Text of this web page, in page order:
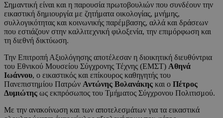
Σημαντική είναι και η παρουσία πρωτοβουλιών που συνδέουν την
εικαστική δημιουργία με ζητήματα οικολογίας, μνήμης,
συλλογικότητας και κοινωνικής παρέμβασης, αλλά και δράσεων
που εστιάζουν στην καλλιτεχνική φιλοξενία, την επιμόρφωση και
τη διεθνή δικτύωση.
Την Επιτροπή Αξιολόγησης αποτέλεσαν η διοικητική διευθύντρια
του Εθνικού Μουσείου Σύγχρονης Τέχνης (ΕΜΣΤ) Αθηνά
Ιωάννου, ο εικαστικός και επίκουρος καθηγητής του
Πανεπιστημίου Πατρών Αντώνης Βολανάκης και ο Πέτρος
Δυμιώτης ως εκπρόσωπος του Τμήματος Σύγχρονου Πολιτισμού.
Με την ανακοίνωση και των αποτελεσμάτων για τα εικαστικά